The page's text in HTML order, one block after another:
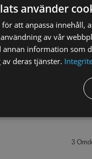
använder
att anpassa innehåll,
av vår
annan information som
deras tjänster.